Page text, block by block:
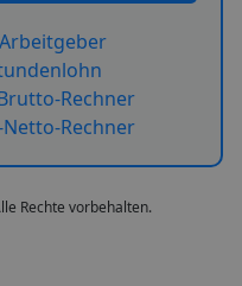
Rechner
Rechner
Rechte vorbehalten.